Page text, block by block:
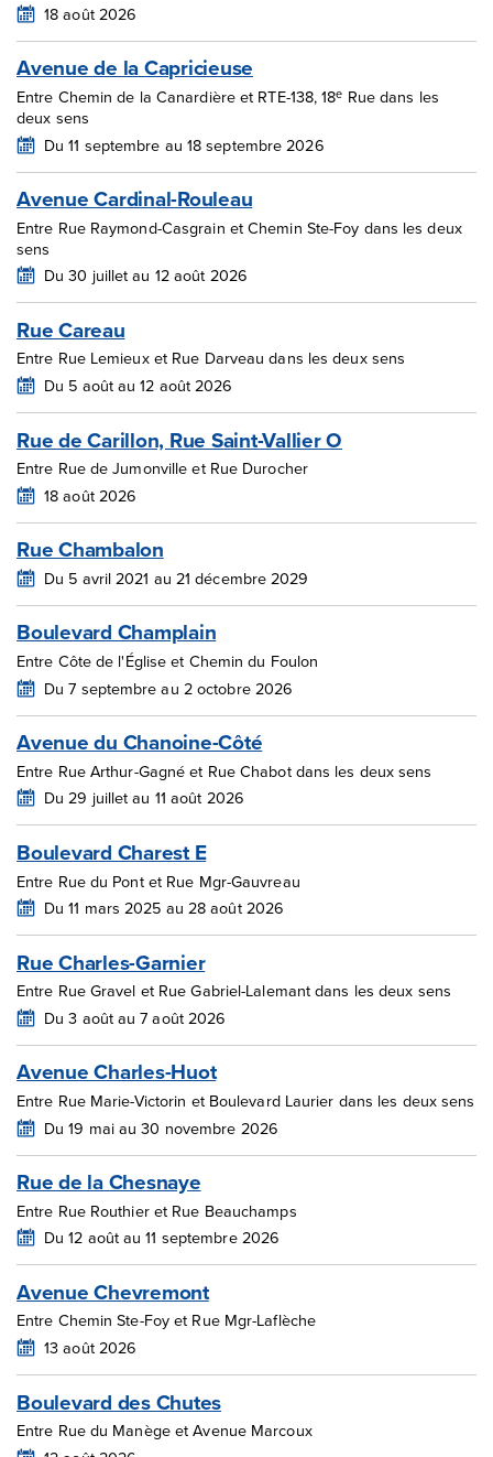
18 août 2026
Avenue de la Capricieuse
Entre Chemin de la Canardière et RTE-138, 18e Rue dans les
deux sens
Du 11 septembre au 18 septembre 2026
Avenue Cardinal-Rouleau
Entre Rue Raymond-Casgrain et Chemin Ste-Foy dans les deux
sens
Du 30 juillet au 12 août 2026
Rue Careau
Entre Rue Lemieux et Rue Darveau dans les deux sens
Du 5 août au 12 août 2026
Rue de Carillon, Rue Saint-Vallier O
Entre Rue de Jumonville et Rue Durocher
18 août 2026
Rue Chambalon
Du 5 avril 2021 au 21 décembre 2029
Boulevard Champlain
Entre Côte de l'Église et Chemin du Foulon
Du 7 septembre au 2 octobre 2026
Avenue du Chanoine-Côté
Entre Rue Arthur-Gagné et Rue Chabot dans les deux sens
Du 29 juillet au 11 août 2026
Boulevard Charest E
Entre Rue du Pont et Rue Mgr-Gauvreau
Du 11 mars 2025 au 28 août 2026
Rue Charles-Garnier
Entre Rue Gravel et Rue Gabriel-Lalemant dans les deux sens
Du 3 août au 7 août 2026
Avenue Charles-Huot
Entre Rue Marie-Victorin et Boulevard Laurier dans les deux sens
Du 19 mai au 30 novembre 2026
Rue de la Chesnaye
Entre Rue Routhier et Rue Beauchamps
Du 12 août au 11 septembre 2026
Avenue Chevremont
Entre Chemin Ste-Foy et Rue Mgr-Laflèche
13 août 2026
Boulevard des Chutes
Entre Rue du Manège et Avenue Marcoux